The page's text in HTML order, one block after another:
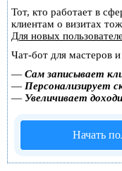
Тот, кто работает в
клиентам о визитах
Для новых
Чат-бот для мастеров
— Сам записывает
— Персонализирует
— Увеличивает
Начать